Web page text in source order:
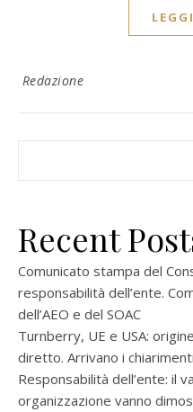
Redazione
Recent
Comunicato stampa del
responsabilità dell’ente.
dell’AEO e del SOAC
Turnberry, UE e USA:
diretto. Arrivano i
Responsabilità dell’ente: il
organizzazione vanno